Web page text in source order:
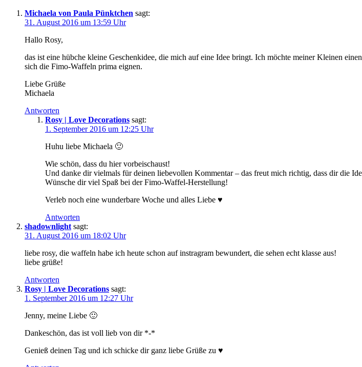
Michaela von Paula Pünktchen sagt:
31. August 2016 um 13:59 Uhr
Hallo Rosy,
das ist eine hübche kleine Geschenkidee, die mich auf eine Idee bringt. Ich möchte meiner Kleinen
sich die Fimo-Waffeln prima eignen.
Liebe Grüße
Michaela
Antworten
Rosy | Love Decorations sagt:
1. September 2016 um 12:25 Uhr
Huhu liebe Michaela 🙂
Wie schön, dass du hier vorbeischaust!
Und danke dir vielmals für deinen liebevollen Kommentar – das freut mich richtig, dass dir die
Wünsche dir viel Spaß bei der Fimo-Waffel-Herstellung!
Verleb noch eine wunderbare Woche und alles Liebe ♥
Antworten
shadownlight sagt:
31. August 2016 um 18:02 Uhr
liebe rosy, die waffeln habe ich heute schon auf instragram bewundert, die sehen echt klasse aus!
liebe grüße!
Antworten
Rosy | Love Decorations sagt:
1. September 2016 um 12:27 Uhr
Jenny, meine Liebe 🙂
Dankeschön, das ist voll lieb von dir *-*
Genieß deinen Tag und ich schicke dir ganz liebe Grüße zu ♥